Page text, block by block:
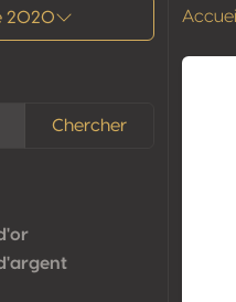
2020
Chercher